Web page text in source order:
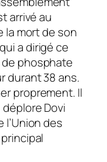
arrivé au
la mort de son
a dirigé ce
phosphate
durant 38 ans.
proprement. Il
déplore Dovi
des